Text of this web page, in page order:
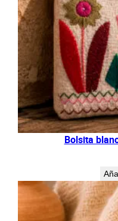
Bolsita